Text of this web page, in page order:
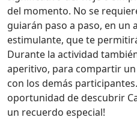
del momento. No se
guiarán paso a paso, en un
estimulante, que te
Durante la actividad
aperitivo, para compartir
con los demás
oportunidad de descubrir
un recuerdo especial!